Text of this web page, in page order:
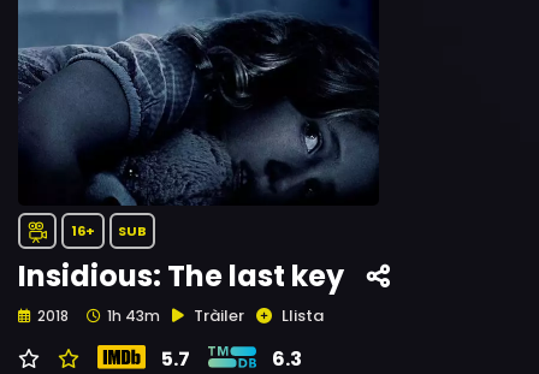
16+ SUB
Insidious: The last key
2018 1h 43m Tràiler Llista
5.7 6.3